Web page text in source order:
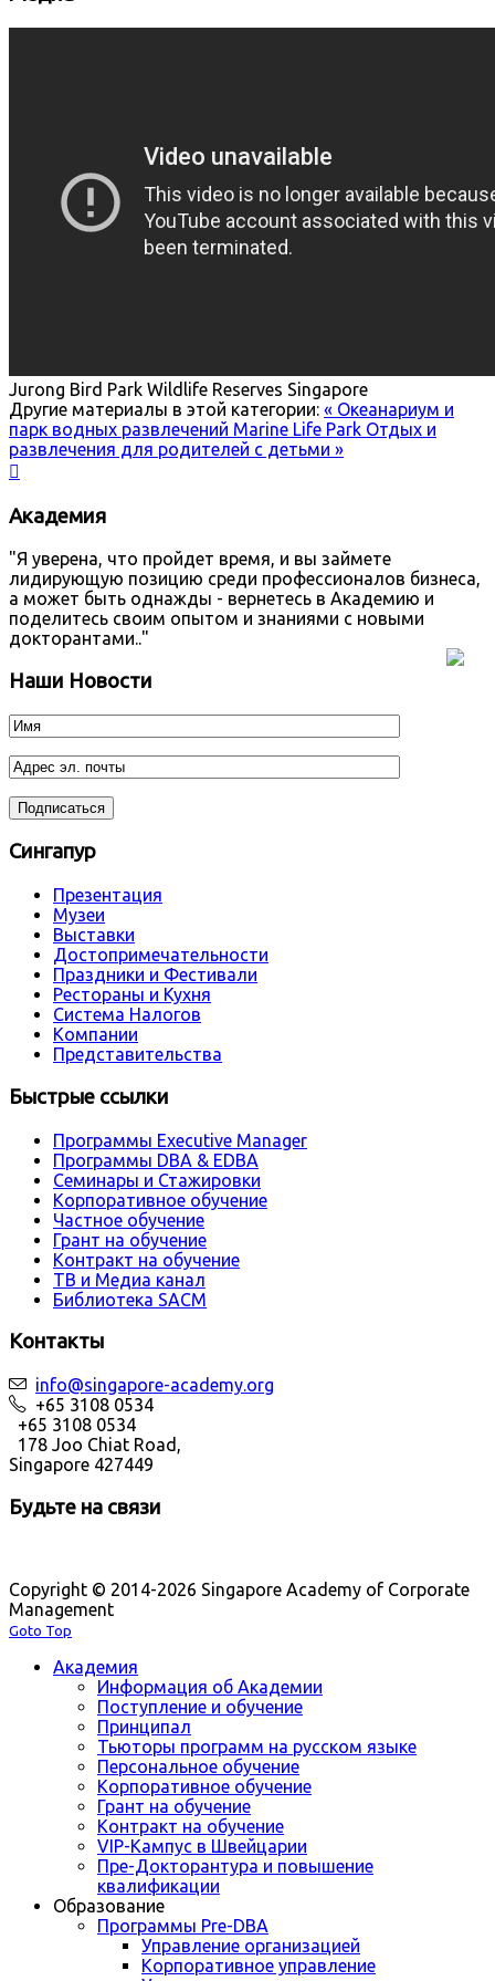
Jurong Bird Park Wildlife Reserves Singapore
Другие материалы в этой категории: « Океанариум и
парк водных развлечений Marine Life Park Отдых и
развлечения для родителей с детьми »

Академия
"Я уверена, что пройдет время, и вы займете
лидирующую позицию среди профессионалов бизнеса,
а может быть однажды - вернетесь в Академию и
поделитесь своим опытом и знаниями с новыми
докторантами.."
Наши Новости
Сингапур
Презентация
Музеи
Выставки
Достопримечательности
Праздники и Фестивали
Рестораны и Кухня
Система Налогов
Компании
Представительства
Быстрые ссылки
Программы Executive Manager
Программы DBA & EDBA
Семинары и Стажировки
Корпоративное обучение
Частное обучение
Грант на обучение
Контракт на обучение
ТВ и Медиа канал
Библиотека SACM
Контакты
info@singapore-academy.org
+65 3108 0534
+65 3108 0534
178 Joo Chiat Road,
Singapore 427449
Будьте на связи
Copyright © 2014-2026 Singapore Academy of Corporate
Management
Goto Top
Академия
Информация об Академии
Поступление и обучение
Принципал
Тьюторы программ на русском языке
Персональное обучение
Корпоративное обучение
Грант на обучение
Контракт на обучение
VIP-Кампус в Швейцарии
Пре-Докторантура и повышение
квалификации
Образование
Программы Pre-DBA
Управление организацией
Корпоративное управление